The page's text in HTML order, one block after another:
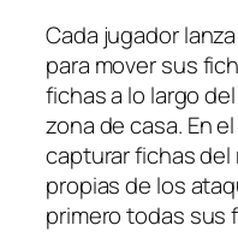
Cada jugador
para mover sus
fichas a lo largo
zona de casa. En
capturar fichas del
propias de los
primero todas sus